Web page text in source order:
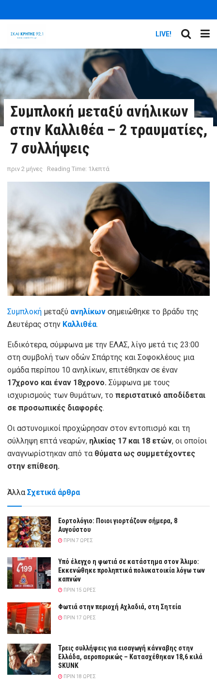
LIVE!
Συμπλοκή μεταξύ ανήλικων
στην Καλλιθέα – 2 τραυματίες,
7 συλλήψεις
πριν 2 μήνες Reading Time: 1λεπτά
Συμπλοκή μεταξύ ανηλίκων σημειώθηκε το βράδυ της
Δευτέρας στην Καλλιθέα.
Ειδικότερα, σύμφωνα με την ΕΛΑΣ, λίγο μετά τις 23:00
στη συμβολή των οδών Σπάρτης και Σοφοκλέους μια
ομάδα περίπου 10 ανηλίκων, επιτέθηκαν σε έναν
17χρονο και έναν 18χρονο. Σύμφωνα με τους
ισχυρισμούς των θυμάτων, το περιστατικό αποδίδεται
σε προσωπικές διαφορές.
Οι αστυνομικοί προχώρησαν στον εντοπισμό και τη
σύλληψη επτά νεαρών, ηλικίας 17 και 18 ετών, οι οποίοι
αναγνωρίστηκαν από τα θύματα ως συμμετέχοντες
στην επίθεση.
Άλλα Σχετικά άρθρα
Εορτολόγιο: Ποιοι γιορτάζουν σήμερα, 8
Αυγούστου
ΠΡΙΝ 7 ΏΡΕΣ
Yπό έλεγχο η φωτιά σε κατάστημα στον Άλιμο:
Εκκενώθηκε προληπτικά πολυκατοικία λόγω των
καπνών
ΠΡΙΝ 15 ΏΡΕΣ
Φωτιά στην περιοχή Αχλαδιά, στη Σητεία
ΠΡΙΝ 17 ΏΡΕΣ
Τρεις συλλήψεις για εισαγωγή κάνναβης στην
Ελλάδα, αεροπορικώς – Κατασχέθηκαν 18,6 κιλά
SKUNK
ΠΡΙΝ 18 ΏΡΕΣ